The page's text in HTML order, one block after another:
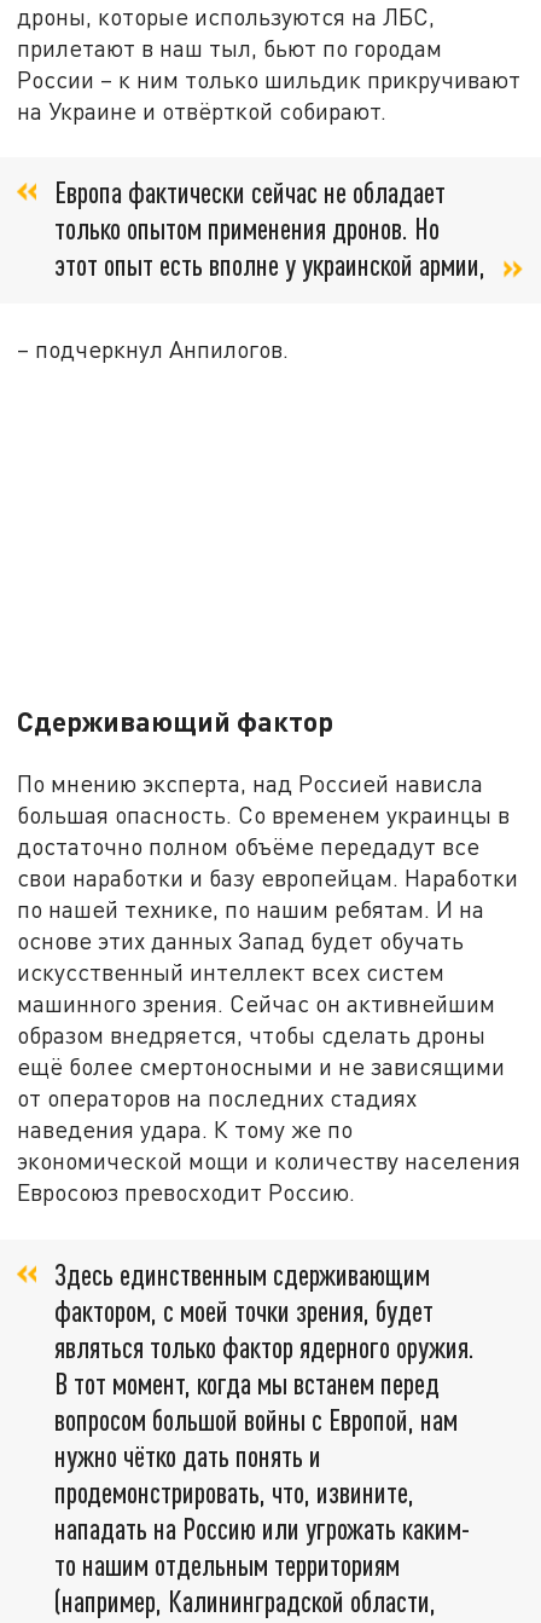
дроны, которые используются на ЛБС,
прилетают в наш тыл, бьют по городам
России – к ним только шильдик прикручивают
на Украине и отвёрткой собирают.
Европа фактически сейчас не обладает
только опытом применения дронов. Но
этот опыт есть вполне у украинской армии,
– подчеркнул Анпилогов.
Сдерживающий фактор
По мнению эксперта, над Россией нависла
большая опасность. Со временем украинцы в
достаточно полном объёме передадут все
свои наработки и базу европейцам. Наработки
по нашей технике, по нашим ребятам. И на
основе этих данных Запад будет обучать
искусственный интеллект всех систем
машинного зрения. Сейчас он активнейшим
образом внедряется, чтобы сделать дроны
ещё более смертоносными и не зависящими
от операторов на последних стадиях
наведения удара. К тому же по
экономической мощи и количеству населения
Евросоюз превосходит Россию.
Здесь единственным сдерживающим
фактором, с моей точки зрения, будет
являться только фактор ядерного оружия.
В тот момент, когда мы встанем перед
вопросом большой войны с Европой, нам
нужно чётко дать понять и
продемонстрировать, что, извините,
нападать на Россию или угрожать каким-
то нашим отдельным территориям
(например, Калининградской области,